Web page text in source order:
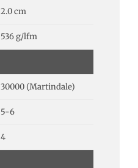
2.0 cm
536 g/lfm
30000 (Martindale)
5-6
4